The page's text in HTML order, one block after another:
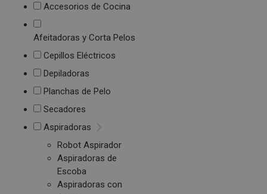
Accesorios de Cocina
Afeitadoras y Corta Pelos
Cepillos Eléctricos
Depiladoras
Planchas de Pelo
Secadores
Aspiradoras
Robot Aspirador
Aspiradoras de
Escoba
Aspiradoras con